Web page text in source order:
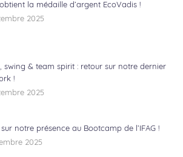
obtient la médaille d’argent EcoVadis !
2025
swing & team spirit : retour sur notre dernier
!
2025
sur notre présence au Bootcamp de l’IFAG !
2025